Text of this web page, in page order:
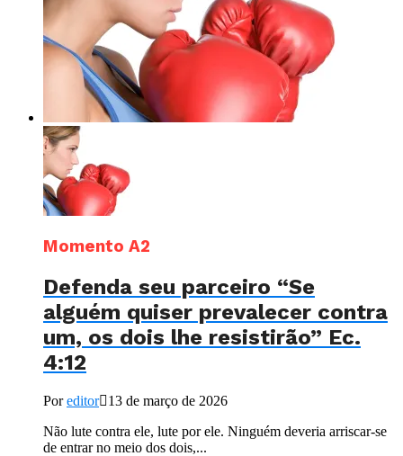
Momento A2
Defenda seu parceiro “Se
alguém quiser prevalecer contra
um, os dois lhe resistirão” Ec.
4:12
Poreditor
13 de março de 2026
Não lute contra ele, lute por ele. Ninguém deveria arriscar-se
de entrar no meio dos dois,...